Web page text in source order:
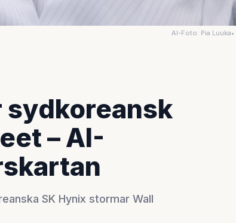
AI-Foto: Pia Luuka•
sydkoreansk
– AI-
SK Hynix stormar Wall